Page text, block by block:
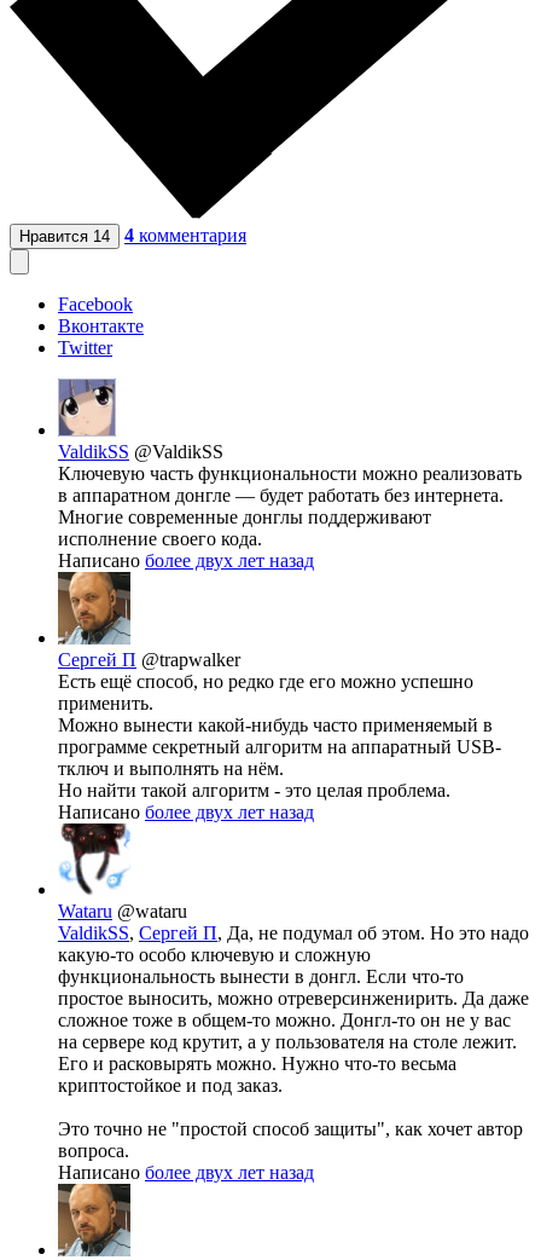
Нравится 14 4 комментария
Facebook
Вконтакте
Twitter
ValdikSS @ValdikSS
Ключевую часть функциональности можно реализовать
в аппаратном донгле — будет работать без интернета.
Многие современные донглы поддерживают
исполнение своего кода.
Написано более двух лет назад
Сергей П @trapwalker
Есть ещё способ, но редко где его можно успешно
применить.
Можно вынести какой-нибудь часто применяемый в
программе секретный алгоритм на аппаратный USB-
тключ и выполнять на нём.
Но найти такой алгоритм - это целая проблема.
Написано более двух лет назад
Wataru @wataru
ValdikSS, Сергей П, Да, не подумал об этом. Но это надо
какую-то особо ключевую и сложную
функциональность вынести в донгл. Если что-то
простое выносить, можно отреверсинженирить. Да даже
сложное тоже в общем-то можно. Донгл-то он не у вас
на сервере код крутит, а у пользователя на столе лежит.
Его и расковырять можно. Нужно что-то весьма
криптостойкое и под заказ.
Это точно не "простой способ защиты", как хочет автор
вопроса.
Написано более двух лет назад